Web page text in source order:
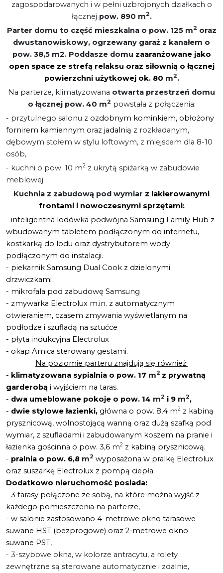
zagospodarowanych i w pełni uzbrojonych działkach o
łącznej pow. 890 m2.
Parter domu to część mieszkalna o pow. 125 m2 oraz
dwustanowiskowy, ogrzewany garaż z kanałem o
pow. 38,5 m2. Poddasze domu zaaranżowane jako
open space ze strefą relaksu oraz siłownią o łącznej
powierzchni użytkowej ok. 80 m2.
Na parterze, klimatyzowana otwarta przestrzeń domu
o łącznej pow. 40 m2 powstała z połączenia:
- przytulnego salonu z ozdobnym kominkiem, obłożony
fornirem kamiennym oraz jadalnią z rozkładanym,
dębowym stołem w stylu loftowym, z miejscem dla 8-10
osób,
- kuchni o pow. 10 m2 z ukrytą spiżarką w zabudowie
meblowej.
Kuchnia z zabudową pod wymiar z lakierowanymi
frontami i nowoczesnymi sprzętami:
- inteligentna lodówka podwójna Samsung Family Hub z
wbudowanym tabletem podłączonym do internetu,
kostkarką do lodu oraz dystrybutorem wody
podłączonym do instalacji.
- piekarnik Samsung Dual Cook z dzielonymi
drzwiczkami
- mikrofala pod zabudowę Samsung
- zmywarka Electrolux m.in. z automatycznym
otwieraniem, czasem zmywania wyświetlanym na
podłodze i szufladą na sztućce
- płyta indukcyjna Electrolux
- okap Amica sterowany gestami.
Na poziomie parteru znajdują się również:
- klimatyzowana sypialnia o pow. 17 m2 z prywatną
garderobą i wyjściem na taras.
- dwa umeblowane pokoje o pow. 14 m2 i 9 m2,
- dwie stylowe łazienki, główna o pow. 8,4 m2 z kabiną
prysznicową, wolnostojącą wanną oraz dużą szafką pod
wymiar, z szufladami i zabudowanym koszem na pranie i
łazienka gościnna o pow. 3,6 m2 z kabiną prysznicową.
- pralnia o pow. 6,8 m2 wyposażona w pralkę Electrolux
oraz suszarkę Electrolux z pompą ciepła.
Dodatkowo nieruchomość posiada:
- 3 tarasy połączone ze sobą, na które można wyjść z
każdego pomieszczenia na parterze,
- w salonie zastosowano 4-metrowe okno tarasowe
suwane HST (bezprogowe) oraz 2-metrowe okno
suwane PST,
- 3-szybowe okna, w kolorze antracytu, a rolety
zewnętrzne są sterowane automatycznie i zdalnie,